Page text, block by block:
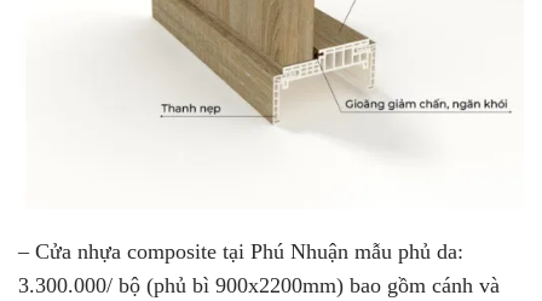
– Cửa nhựa composite tại Phú Nhuận mẫu phủ da:
3.300.000/ bộ (phủ bì 900x2200mm) bao gồm cánh và